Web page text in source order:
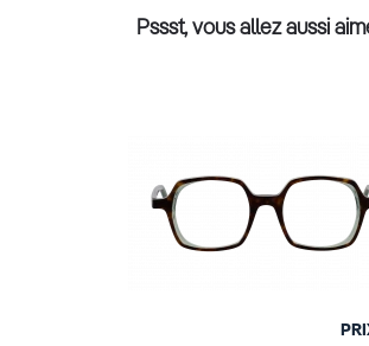
Pssst, vous allez aussi